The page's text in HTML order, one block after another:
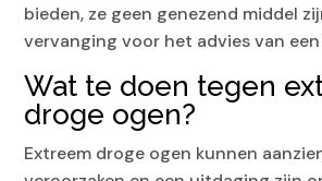
bieden, ze geen genezend middel
vervanging voor het advies van
Wat te doen tegen
droge ogen?
Extreem droge ogen kunnen